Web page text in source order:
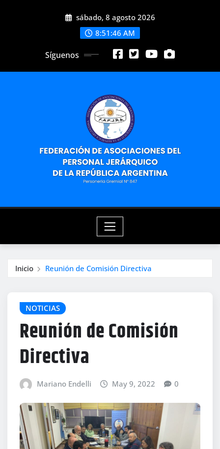
sábado, 8 agosto 2026
8:51:48 AM
Síguenos
Inicio Reunión de Comisión Directiva
NOTICIAS
Reunión de Comisión
Directiva
Mariano Endelli May 9, 2022 0